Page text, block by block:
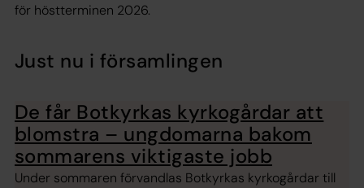
för höstterminen 2026.
Just nu i församlingen
De får Botkyrkas kyrkogårdar att
blomstra – ungdomarna bakom
sommarens viktigaste jobb
Under sommaren förvandlas Botkyrkas kyrkogårdar till